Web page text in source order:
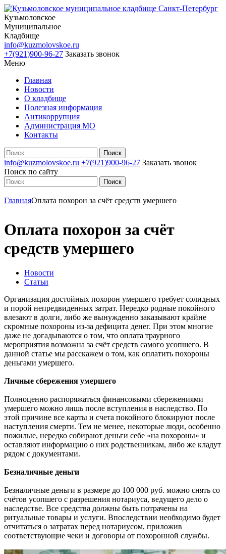
Кузьмоловское
Муниципальное
Кладбище
info@kuzmolovskoe.ru
+7(921)900-96-27 Заказать звонок
Меню
Главная
Новости
О кладбище
Полезная информация
Антикоррупция
Администрация МО
Контакты
info@kuzmolovskoe.ru +7(921)900-96-27 Заказать звонок
Поиск по сайту
ГлавнаяОплата похорон за счёт средств умершего
Оплата похорон за счёт
средств умершего
Новости
Статьи
Организация достойных похорон умершего требует солидных
и порой непредвиденных затрат. Нередко родные покойного
влезают в долги, либо же вынужденно заказывают крайне
скромные похороны из-за дефицита денег. При этом многие
даже не догадываются о том, что оплата траурного
мероприятия возможна за счëт средств самого усопшего. В
данной статье мы расскажем о том, как оплатить похороны
деньгами умершего.
Личные сбережения умершего
Полноценно распоряжаться финансовыми сбережениями
умершего можно лишь после вступления в наследство. По
этой причине все карты и счета покойного блокируют после
наступления смерти. Тем не менее, некоторые люди, особенно
пожилые, нередко собирают деньги себе «на похороны» и
оставляют информацию о них родственникам, либо же кладут
рядом с документами.
Безналичные деньги
Безналичные деньги в размере до 100 000 руб. можно снять со
счётов усопшего с разрешения нотариуса, ведущего дело о
наследстве. Все средства должны быть потрачены на
ритуальные товары и услуги. Впоследствии необходимо будет
отчитаться о затратах перед нотариусом, приложив
соответствующие чеки и договоры от похоронной службы.